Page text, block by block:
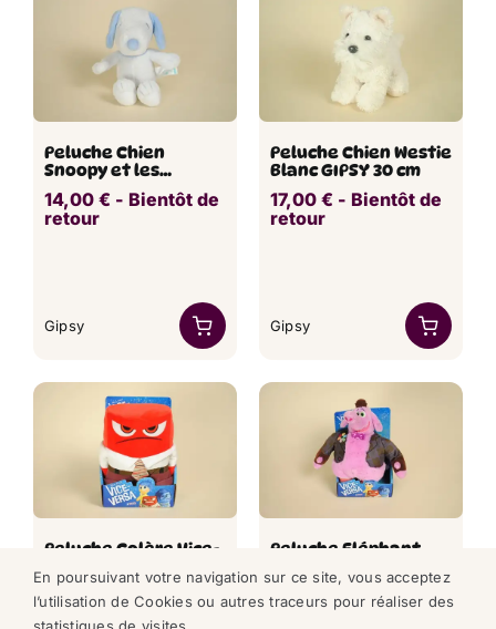
Peluche Chien
Snoopy et les
Peanuts Blanc Bleu
2013 GISPY 20 cm
14,00 € ​ - Bientôt de
retour
Gipsy
Peluche Chien Westie
Blanc GIPSY 30 cm
17,00 € ​ - Bientôt de
retour
Gipsy
Peluche Colère Vice-
PIXAR 21 cm
19,90€ ​ - Bientôt de
retour
Peluche Eléphant
Versa GIPSY DISNEY
PIXAR 28 cm
19,90€​ -Bientôt de
retour
En poursuivant votre navigation sur ce site, vous acceptez
l’utilisation de Cookies ou autres traceurs pour réaliser des